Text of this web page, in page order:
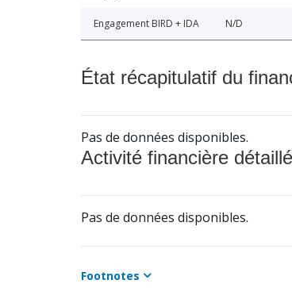
Engagement BIRD + IDA N/D
État récapitulatif du
Pas de données disponibles.
Activité financière
Pas de données disponibles.
Footnotes